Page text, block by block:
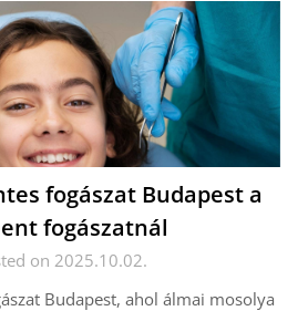
fogászat Budapest a
fogászatnál
on 2025.10.02.
Budapest, ahol álmai mosolya